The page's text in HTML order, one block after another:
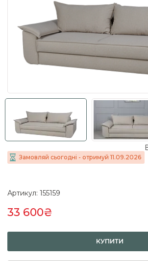
Замовляй сьогодні - отримуй 11.09.2026
Артикул: 155159
33 600₴
КУПИТИ